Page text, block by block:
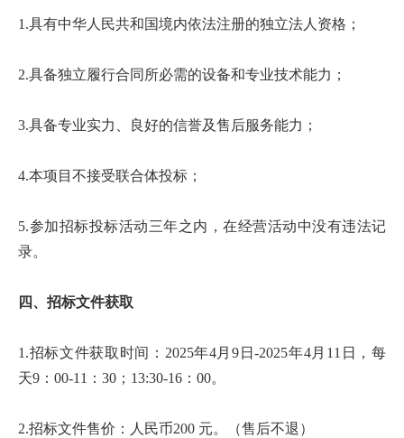
构
人
才
招
生
就
1.具有中华人民共和国境内依法注册的独立法人资格；
2.具备独立履行合同所必需的设备和专业技术能力；
3.具备专业实力、良好的信誉及售后服务能力；
4.本项目不接受联合体投标；
5.参加招标投标活动三年之内，在经营活动中没有违法记
录。
四、招标文件获取
1.招标文件获取时间：2025年4月9日-2025年4月11日，每
天9：00-11：30；13:30-16：00。
2.招标文件售价：人民币200 元。（售后不退）